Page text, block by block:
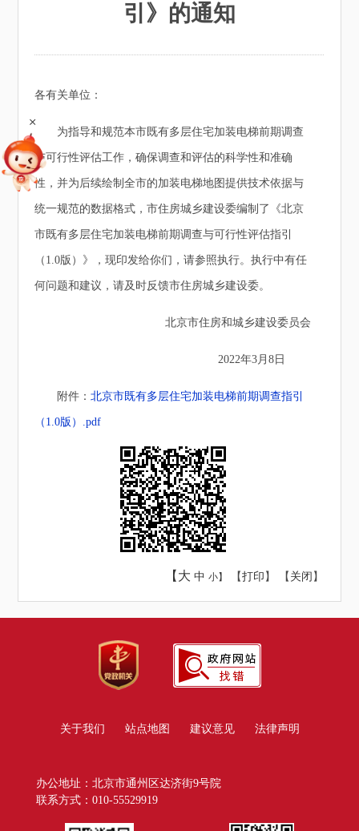
引》的通知
各有关单位：
为指导和规范本市既有多层住宅加装电梯前期调查
与可行性评估工作，确保调查和评估的科学性和准确
性，并为后续绘制全市的加装电梯地图提供技术依据与
统一规范的数据格式，市住房城乡建设委编制了《北京
市既有多层住宅加装电梯前期调查与可行性评估指引
（1.0版）》，现印发给你们，请参照执行。执行中有任
何问题和建议，请及时反馈市住房城乡建设委。
北京市住房和城乡建设委员会
2022年3月8日
附件：北京市既有多层住宅加装电梯前期调查指引
（1.0版）.pdf
【大 中 小】 【打印 】 【 关闭 】
+
关于我们 站点地图 建议意见 法律声明
办公地址：北京市通州区达济街9号院
联系方式：010-55529919